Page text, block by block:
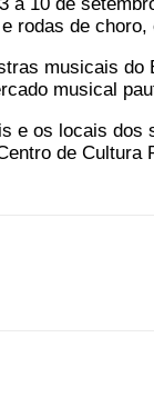
rodas de
musicais
musical
e os locais
de Cultura